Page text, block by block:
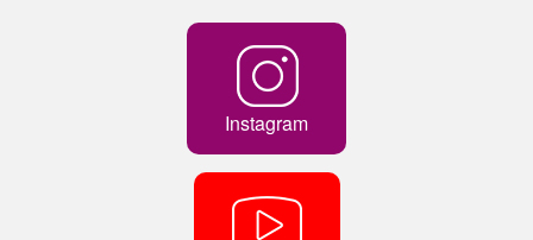
Instagram